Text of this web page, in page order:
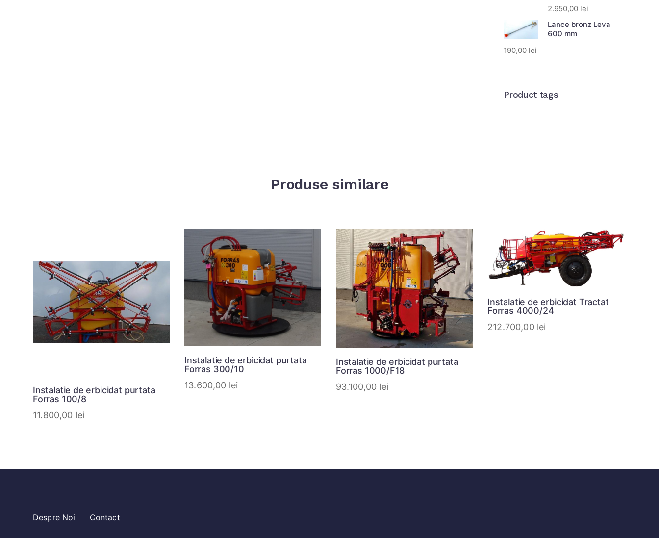
2.950,00 lei
Lance bronz Leva
600 mm
190,00 lei
Product tags
Produse similare
Instalatie de erbicidat purtata
Forras 100/8
11.800,00 lei
Instalatie de erbicidat purtata
Forras 300/10
13.600,00 lei
Instalatie de erbicidat purtata
Forras 1000/F18
93.100,00 lei
Instalatie de erbicidat Tractat
Forras 4000/24
212.700,00 lei
Despre Noi Contact